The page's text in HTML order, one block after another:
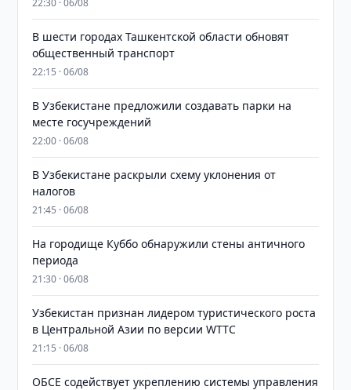
22:30 · 06/08
В шести городах Ташкентской области обновят
общественный транспорт
22:15 · 06/08
В Узбекистане предложили создавать парки на
месте госучреждений
22:00 · 06/08
В Узбекистане раскрыли схему уклонения от
налогов
21:45 · 06/08
На городище Куббо обнаружили стены античного
периода
21:30 · 06/08
Узбекистан признан лидером туристического роста
в Центральной Азии по версии WTTC
21:15 · 06/08
ОБСЕ содействует укреплению системы управления